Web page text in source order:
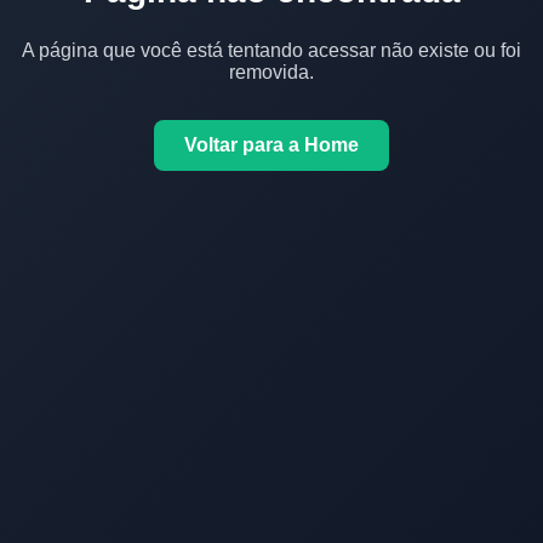
A página que você está tentando acessar não existe ou foi
removida.
Voltar para a Home